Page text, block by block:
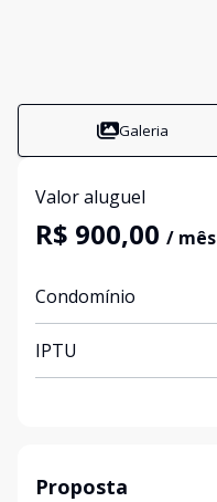
Galeria
Valor aluguel
R$ 900,00 / mês
Condomínio
IPTU
Proposta